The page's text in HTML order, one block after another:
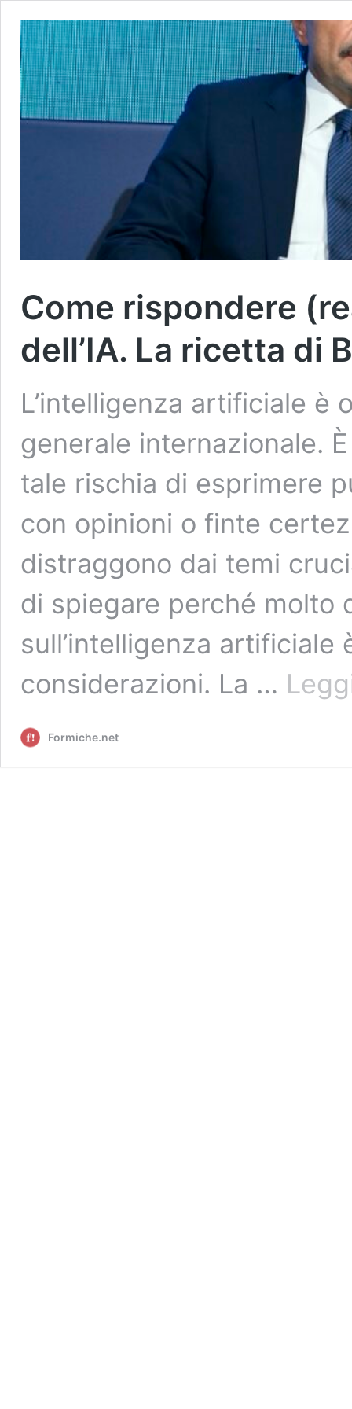
Come rispondere
dell’IA. La ricetta di
L’intelligenza artificiale è
generale internazionale.
tale rischia di esprimere
con opinioni o finte
distraggono dai temi
di spiegare perché molto
sull’intelligenza
considerazioni. La …
Formiche.net